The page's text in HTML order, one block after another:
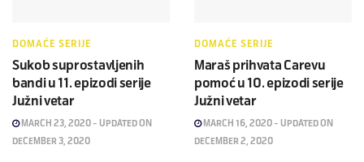
DOMAĆE SERIJE
Sukob suprostavljenih
bandi u 11. epizodi serije
Južni vetar
MARCH 23, 2020 - UPDATED ON
DECEMBER 3, 2020
DOMAĆE SERIJE
Maraš prihvata Carevu
pomoć u 10. epizodi serije
Južni vetar
MARCH 16, 2020 - UPDATED ON
DECEMBER 2, 2020